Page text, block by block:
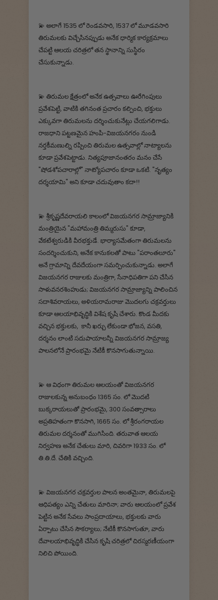
💫 అలాగే 1535 లో రెండవసారి, 1537 లో మూడవసారి
తిరుమలకు విచ్చేసినప్పుడు అనేక ధార్మిక కార్యక్రమాలు
చేపట్టి ఆలయ చరిత్రలో తన స్థానాన్ని సుస్థిరం
చేసుకున్నాడు.
💫 తిరుమల క్షేత్రంలో అనేక ఉత్సవాలు ఊరేగింపులు
ప్రవేశపెట్టి, వాటికి తగినంత ప్రచారం కల్పించి, భక్తులు
ఎక్కువగా తిరుమలను దర్శించుకునేట్లు చేయగలిగాడు.
రాజధాని పట్టణమైన హంపి-విజయనగరం నుండి
నర్తకీమణుల్ని రప్పించి తిరుమల ఉత్సవాల్లో నాట్యాలను
కూడా ప్రవేశపెట్టాడు. నిత్యపూజానంతరం మనం చేసే
"షోడశోపచారాల్లో" నాట్యోపచారం కూడా ఒకటి. "నృత్యం
దర్శయామి" అని కూడా చదువుతాం కదా!!
💫 శ్రీకృష్ణదేవరాయలి కాలంలో విజయనగర సామ్రాజ్యానికి
మంత్రియైన "మహామంత్రి తిమ్మరుసు" కూడా,
వేకటేశ్వరుడికి వీరభక్తుడే. భార్యాసమేతంగా తిరుమలను
సందర్శించుకుని, అనేక కానుకలతో పాటు "పరాంతలూరు"
అనే గ్రామాన్ని దేవదేయంగా సమర్పించుకున్నాడు. అలాగే
విజయనగర రాజులకు మంత్రిగా, సేనాధిపతిగా పని చేసిన
సాళువనరశింహుడు; విజయనగర సామ్రాజ్యాన్ని పాలించిన
సదాశివరాయలు, అళియరామరాజు మొదలగు చక్రవర్తులు
కూడా ఆలయాభివృద్ధికి విశేష కృషి చేశారు. కొండ మీదకు
వచ్చిన భక్తులకు, కానీ ఖర్చు లేకుండా భోజన, వసతి,
దర్శనం లాంటి సదుపాయాలన్నీ విజయనగర సామ్రాజ్య
పాలనలోనే ప్రారంభమై నేటికీ కొనసాగుతున్నాయి.
💫‌ ఆ విధంగా తిరుమల ఆలయంతో విజయనగర
రాజులకున్న అనుబంధం 1365 సం. లో మొదటి
బుక్కరాయలుతో ప్రారంభమై, 300 సంవత్సారాలు
అప్రతిహతంగా కొనసాగి, 1665 సం. లో శ్రీరంగరాయల
తిరుమల దర్శనంతో ముగిసింది. తరువాత ఆలయ
నిర్వహణ అనేక చేతులు మారి, చివరిగా 1933 సం. లో
తి.తి.దే. చేతికి వచ్చింది.
💫 విజయనగర చక్రవర్తుల పాలన అంతమైనా, తిరుమలపై
ఆధిపత్యం ఎన్ని చేతులు మారినా; వారు ఆలయంలో ప్రవేశ
పెట్టిన అనేక సేవలు సాంప్రదాయాలు, భక్తులకు వారు
ఏర్పాటు చేసిన సౌకర్యాలు; నేటికీ కొనసాగుతూ, వారు
దేవాలయాభివృద్ధికి చేసిన కృషి చరిత్రలో చిరస్మరణీయంగా
నిలిచి పోయింది.